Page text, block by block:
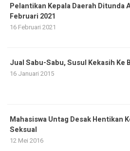
Pelantikan Kepala Daerah Ditunda
Februari 2021
16 Februari 2021
Jual Sabu-Sabu, Susul Kekasih Ke
16 Januari 2015
Mahasiswa Untag Desak Hentikan
Seksual
12 Mei 2016